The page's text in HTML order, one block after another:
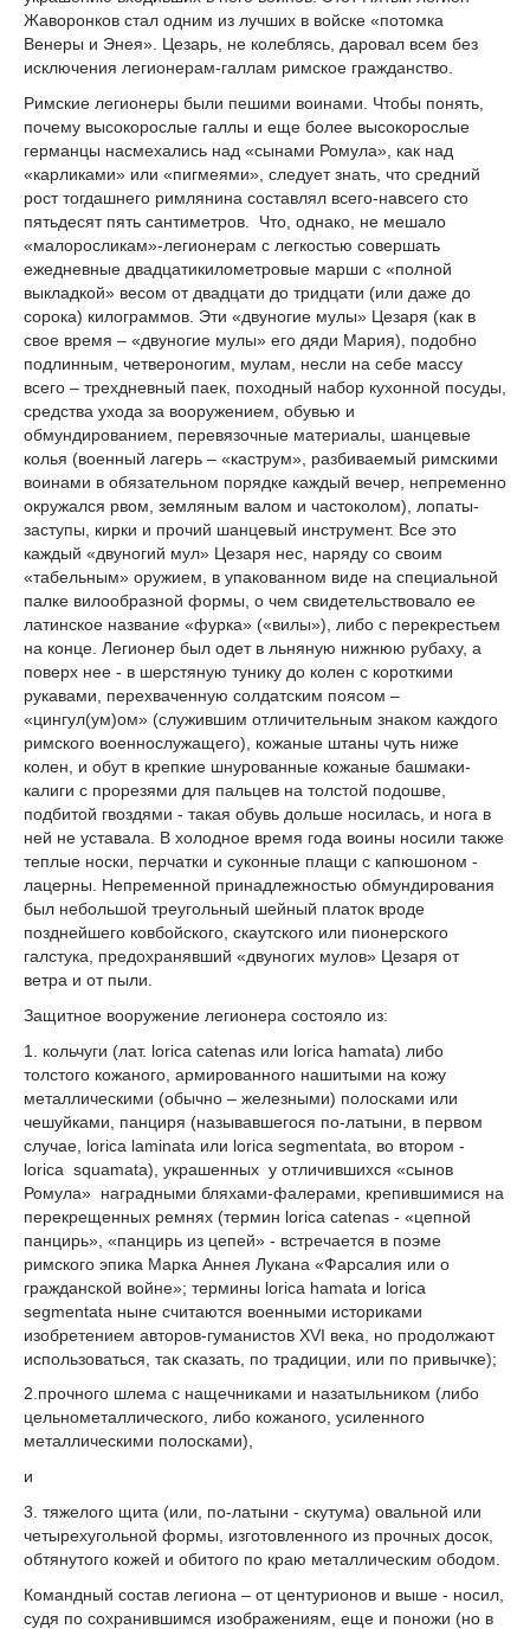
Жаворонков стал одним из лучших в войске «потомка
Венеры и Энея». Цезарь, не колеблясь, даровал всем без
исключения легионерам-галлам римское гражданство.
Римские легионеры были пешими воинами. Чтобы понять,
почему высокорослые галлы и еще более высокорослые
германцы насмехались над «сынами Ромула», как над
«карликами» или «пигмеями», следует знать, что средний
рост тогдашнего римлянина составлял всего-навсего сто
пятьдесят пять сантиметров. Что, однако, не мешало
«малоросликам»-легионерам с легкостью совершать
ежедневные двадцатикилометровые марши с «полной
выкладкой» весом от двадцати до тридцати (или даже до
сорока) килограммов. Эти «двуногие мулы» Цезаря (как в
свое время – «двуногие мулы» его дяди Мария), подобно
подлинным, четвероногим, мулам, несли на себе массу
всего – трехдневный паек, походный набор кухонной посуды,
средства ухода за вооружением, обувью и
обмундированием, перевязочные материалы, шанцевые
колья (военный лагерь – «каструм», разбиваемый римскими
воинами в обязательном порядке каждый вечер, непременно
окружался рвом, земляным валом и частоколом), лопаты-
заступы, кирки и прочий шанцевый инструмент. Все это
каждый «двуногий мул» Цезаря нес, наряду со своим
«табельным» оружием, в упакованном виде на специальной
палке вилообразной формы, о чем свидетельствовало ее
латинское название «фурка» («вилы»), либо с перекрестьем
на конце. Легионер был одет в льняную нижнюю рубаху, а
поверх нее - в шерстяную тунику до колен с короткими
рукавами, перехваченную солдатским поясом –
«цингул(ум)ом» (служившим отличительным знаком каждого
римского военнослужащего), кожаные штаны чуть ниже
колен, и обут в крепкие шнурованные кожаные башмаки-
калиги с прорезями для пальцев на толстой подошве,
подбитой гвоздями - такая обувь дольше носилась, и нога в
ней не уставала. В холодное время года воины носили также
теплые носки, перчатки и суконные плащи с капюшоном -
лацерны. Непременной принадлежностью обмундирования
был небольшой треугольный шейный платок вроде
позднейшего ковбойского, скаутского или пионерского
галстука, предохранявший «двуногих мулов» Цезаря от
ветра и от пыли.
Защитное вооружение легионера состояло из:
1. кольчуги (лат. lorica cаtenas или lorica hamata) либо
толстого кожаного, армированного нашитыми на кожу
металлическими (обычно – железными) полосками или
чешуйками, панциря (называвшегося по-латыни, в первом
случае, lorica laminata или lorica segmentata, во втором -
lorica squamata), украшенных у отличившихся «сынов
Ромула» наградными бляхами-фалерами, крепившимися на
перекрещенных ремнях (термин loricа catenas - «цепной
панцирь», «панцирь из цепей» - встречается в поэме
римского эпика Марка Аннея Лукана «Фарсалия или о
гражданской войне»; термины lorica hamata и lorica
segmentata ныне считаются военными историками
изобретением авторов-гуманистов XVI века, но продолжают
использоваться, так сказать, по традиции, или по привычке);
2.прочного шлема с нащечниками и назатыльником (либо
цельнометаллического, либо кожаного, усиленного
металлическими полосками),
и
3. тяжелого щита (или, по-латыни - скутума) овальной или
четырехугольной формы, изготовленного из прочных досок,
обтянутого кожей и обитого по краю металлическим ободом.
Командный состав легиона – от центурионов и выше - носил,
судя по сохранившимся изображениям, еще и поножи (но в